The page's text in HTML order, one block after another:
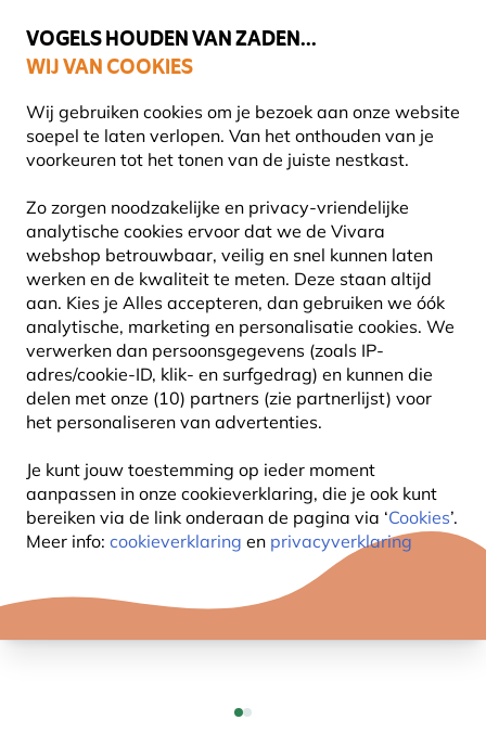
VOGELS HOUDEN VAN ZADEN...
WIJ VAN COOKIES
Wij gebruiken cookies om je bezoek aan onze website
soepel te laten verlopen. Van het onthouden van je
voorkeuren tot het tonen van de juiste nestkast.
Zo zorgen noodzakelijke en privacy-vriendelijke
analytische cookies ervoor dat we de Vivara
webshop betrouwbaar, veilig en snel kunnen laten
werken en de kwaliteit te meten. Deze staan altijd
aan. Kies je Alles accepteren, dan gebruiken we óók
analytische, marketing en personalisatie cookies. We
verwerken dan persoonsgegevens (zoals IP-
adres/cookie-ID, klik- en surfgedrag) en kunnen die
delen met onze (10) partners (zie partnerlijst) voor
het personaliseren van advertenties.
Je kunt jouw toestemming op ieder moment
aanpassen in onze cookieverklaring, die je ook kunt
bereiken via de link onderaan de pagina via ‘Cookies’.
Meer info: cookieverklaring en privacyverklaring
Uitstekend beoordeeld in 11 landen
Gratis thuisbezorgd vanaf €49